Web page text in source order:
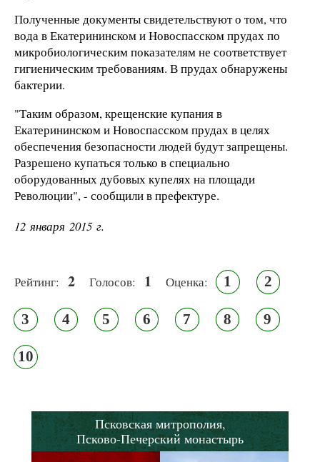
Полученные документы свидетельствуют о том, что
вода в Екатерининском и Новоспасском прудах по
микробиологическим показателям не соответствует
гигиеническим требованиям. В прудах обнаружены
бактерии.
"Таким образом, крещенские купания в
Екатерининском и Новоспасском прудах в целях
обеспечения безопасности людей будут запрещены.
Разрешено купаться только в специально
оборудованных дубовых купелях на площади
Революции", - сообщили в префектуре.
12 января 2015 г.
Рейтинг: 2 Голосов: 1 Оценка: 1 2
3 4 5 6 7 8 9
10
Псковская митрополия,
Псково-Печерский монастырь